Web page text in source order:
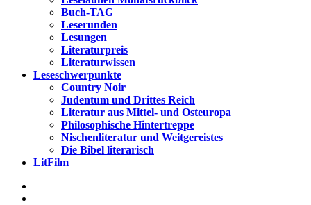
Buch-TAG
Leserunden
Lesungen
Literaturpreis
Literaturwissen
Leseschwerpunkte
Country Noir
Judentum und Drittes Reich
Literatur aus Mittel- und Osteuropa
Philosophische Hintertreppe
Nischenliteratur und Weitgereistes
Die Bibel literarisch
LitFilm